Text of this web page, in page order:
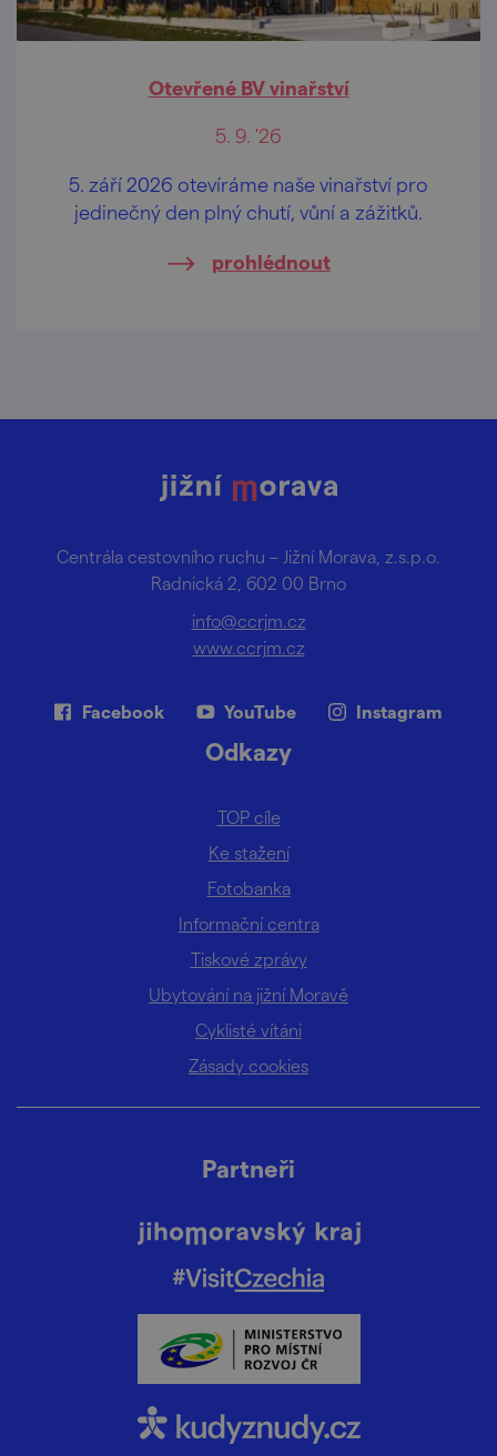
Otevřené BV vinařství
5. 9. '26
5. září 2026 otevíráme naše vinařství pro
jedinečný den plný chutí, vůní a zážitků.
prohlédnout
Centrála cestovního ruchu – Jižní Morava, z.s.p.o.
Radnická 2, 602 00 Brno
info@ccrjm.cz
www.ccrjm.cz
Facebook YouTube Instagram
Odkazy
TOP cíle
Ke stažení
Fotobanka
Informační centra
Tiskové zprávy
Ubytování na jižní Moravě
Cyklisté vítáni
Zásady cookies
Partneři